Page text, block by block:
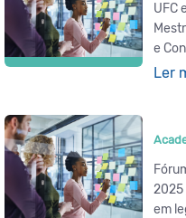
UFC
e
Ler
2025
em